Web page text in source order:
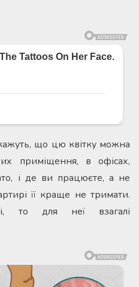
що цю квітку можна
приміщення, в офісах,
і де ви працюєте, а не
її краще не тримати.
то для неї взагалі